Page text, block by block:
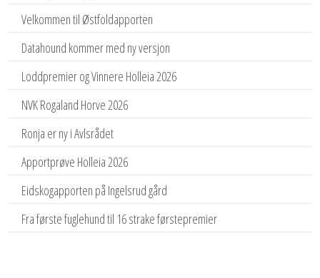
Velkommen til Østfoldapporten
Datahound kommer med ny versjon
Loddpremier og Vinnere Holleia 2026
NVK Rogaland Horve 2026
Ronja er ny i Avlsrådet
Apportprøve Holleia 2026
Eidskogapporten på Ingelsrud gård
Fra første fuglehund til 16 strake førstepremier